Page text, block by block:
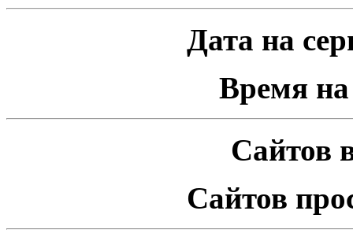
Дата на
Время на
Сайтов
Сайтов